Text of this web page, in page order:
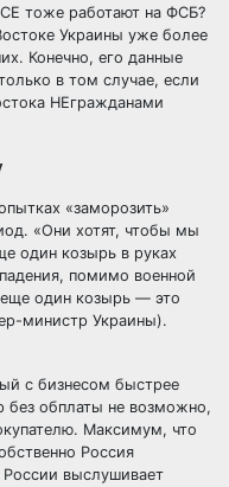
тоже работают на ФСБ?
Украины уже более
Конечно, его данные
в том случае, если
НЕгражданами
«заморозить»
«Они хотят, чтобы мы
один козырь в руках
помимо военной
один козырь — это
министр Украины).
с бизнесом быстрее
без обплаты не возможно,
Максимум, что
Россия
России выслушивает